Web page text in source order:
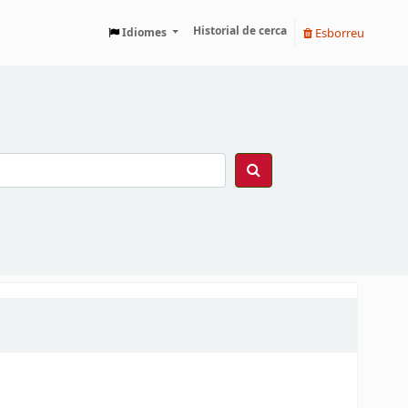
Idiomes Historial de cerca Esborreu